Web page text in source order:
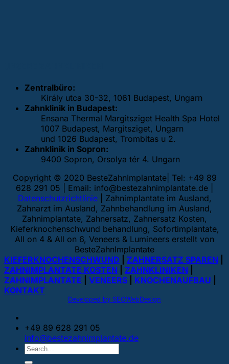
Zentralbüro:
Király utca 30-32, 1061 Budapest, Ungarn
Zahnklinik in Budapest:
Ensana Thermal Margitsziget Health Spa Hotel
1007 Budapest, Margitsziget, Ungarn
und 1026 Budapest, Trombitas u 2.
Zahnklinik in Sopron:
9400 Sopron, Orsolya tér 4. Ungarn
Copyright © 2020 BesteZahnImplantate| Tel: +49 89
628 291 05 | Email: info@bestezahnimplantate.de
Datenschutzrichtlinie| Zahnimplantate im Ausland,
Zahnarzt im Ausland, Zahnbehandlung im Ausland,
Zahnimplantate, Zahnersatz, Zahnersatz Kosten,
Kieferknochenschwund behandlung, Sofortimplantate,
All on 4 & All on 6, Veneers & Lumineers erstellt von
BesteZahnImplantate
KIEFERKNOCHENSCHWUND
ZAHNERSATZ SPAREN
ZAHNIMPLANTATE KOSTEN
ZAHNKLINIKEN
ZAHNIMPLANTATE
VENEERS KNOCHENAUFBAU
KONTAKT
Developed by SEOWebDesign
+49 89 628 291 05
info@bestezahnimplantate.de